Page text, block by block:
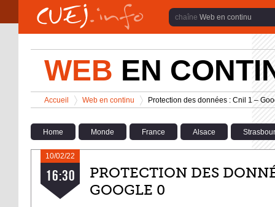
Aller au contenu principal
Web en continu
WEB EN
Vous êtes ici
Accueil
>
Web en continu
>
Protection des données : Cnil 1 –
Home Monde France Alsace
10/02/22
16:30
PROTECTION DES
GOOGLE 0